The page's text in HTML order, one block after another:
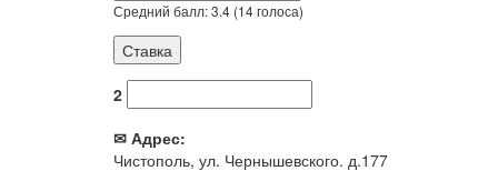
Средний балл:3.4 (14голоса)
2
✉ Адрес:
Чистополь, ул. Чернышевского. д.177